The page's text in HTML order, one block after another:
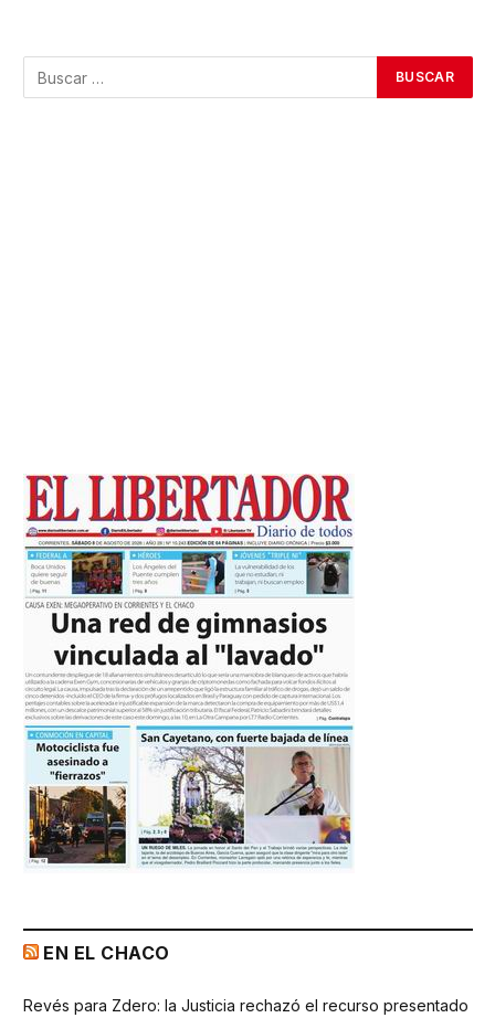
EN EL CHACO
Revés para Zdero: la Justicia rechazó el recurso presentado